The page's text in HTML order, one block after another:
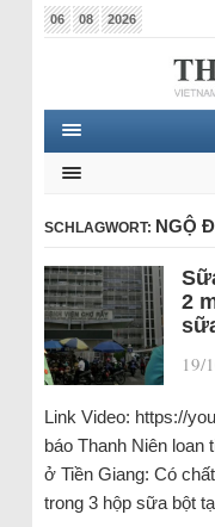
06 08 2026
SCHLAGWORT: NGỘ
2
19/
Link Video: https://
báo Thanh Niên loan
ở Tiền Giang: Có
trong 3 hộp sữa bột